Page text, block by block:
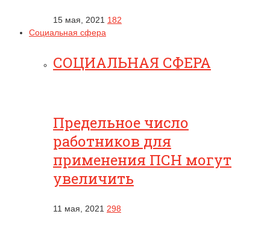
15 мая, 2021 182
Социальная сфера
СОЦИАЛЬНАЯ СФЕРА
Предельное число
работников для
применения ПСН могут
увеличить
11 мая, 2021 298